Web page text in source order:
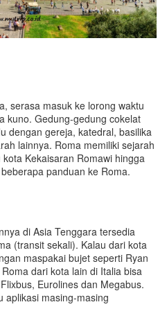
serasa masuk ke lorong waktu
kuno. Gedung-gedung cokelat
dengan gereja, katedral, basilika
lainnya. Roma memiliki sejarah
Kekaisaran Romawi hingga
panduan ke Roma.
di Asia Tenggara tersedia
(transit sekali). Kalau dari kota
maspakai bujet seperti Ryan
dari kota lain di Italia bisa
Eurolines dan Megabus.
aplikasi masing-masing